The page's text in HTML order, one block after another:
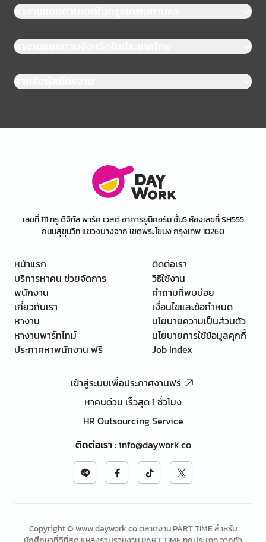
หางานแยกตามเขตในกรุงเทพมหานคร
หางานแยกตามจังหวัดในประเทศไทย
สำหรับผู้สมัครงาน
เลขที่ 111 ทรู ดิจิทัล พาร์ค เวสต์ อาคารยูนิคอร์น ชั้น5 ห้องเลขที่ SH555
ถนนสุขุมวิท แขวงบางจาก เขตพระโขนง กรุงเทพ 10260
หน้าแรก
บริการหาคน ช่วยจัดการ
พนักงาน
เกี่ยวกับเรา
หางาน
หางานพาร์ทไทม์
ประกาศหาพนักงาน ฟรี
ติดต่อเรา
วิธีใช้งาน
คำถามที่พบบ่อย
เงื่อนไขและข้อกำหนด
นโยบายความเป็นส่วนตัว
นโยบายการใช้ข้อมูลคุกกี้
Job Index
เข้าสู่ระบบเพื่อประกาศงานฟรี
หาคนด่วน เร็วสุด 1 ชั่วโมง
HR Outsourcing Service
ติดต่อเรา:info@daywork.co
Copyright © www.daywork.co ตลาดงาน PART TIME สำหรับ